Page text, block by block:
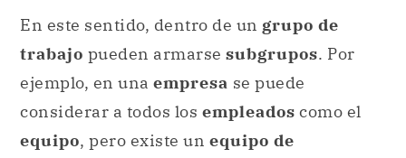
En este sentido, dentro de un grupo de
trabajo pueden armarse subgrupos. Por
ejemplo, en una empresa se puede
considerar a todos los empleados como el
equipo, pero existe un equipo de